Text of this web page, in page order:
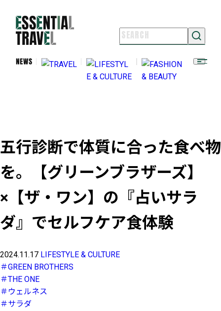
NEWS
TRAVEL
よくある質問
お問い合わせ
FOLLOW US
五行診断で体質に合った食べ物
を。【グリーンブラザーズ】
×【ザ・ワン】の『占いサラ
ダ』でセルフケア食体験
2024.11.17 LIFESTYLE & CULTURE
＃GREEN BROTHERS
＃THE ONE
＃ウェルネス
＃サラダ